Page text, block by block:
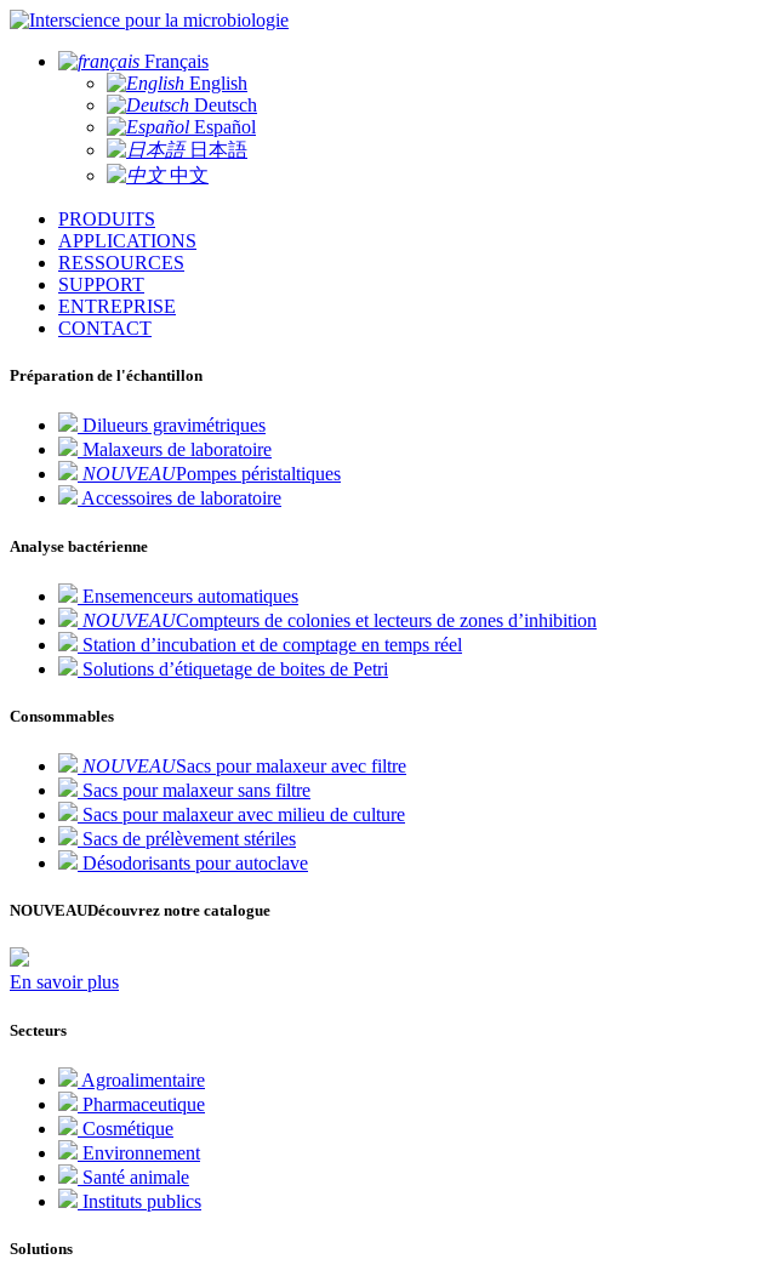
pour la microbiologie
Français
English
Deutsch
Español
日本語
中文
PRODUITS
APPLICATIONS
RESSOURCES
SUPPORT
ENTREPRISE
CONTACT
Préparation de l'échantillon
Dilueurs gravimétriques
Malaxeurs de laboratoire
NOUVEAUPompes péristaltiques
Accessoires de laboratoire
Analyse bactérienne
Ensemenceurs automatiques
NOUVEAUCompteurs de colonies et lecteurs de zones d’inhibition
Station d’incubation et de comptage en temps réel
Solutions d’étiquetage de boites de Petri
Consommables
NOUVEAUSacs pour malaxeur avec filtre
Sacs pour malaxeur sans filtre
Sacs pour malaxeur avec milieu de culture
Sacs de prélèvement stériles
Désodorisants pour autoclave
NOUVEAUDécouvrez notre catalogue
En savoir plus
Secteurs
Agroalimentaire
Pharmaceutique
Cosmétique
Environnement
Santé animale
Instituts publics
Solutions